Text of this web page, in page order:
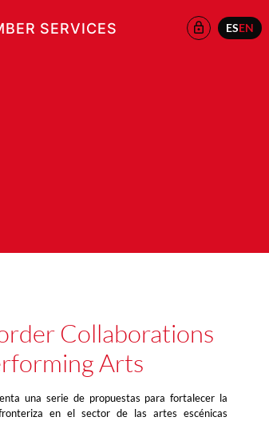
SERVICES ESEN
Collaborations
Arts
una serie de propuestas para fortalecer la
en el sector de las artes escénicas